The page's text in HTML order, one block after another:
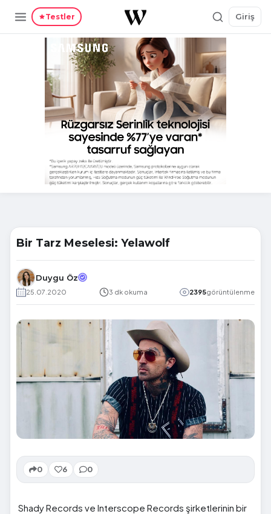
Testler Giriş
Bir Tarz Meselesi: Yelawolf
Duygu Öz
25.07.2020 3 dk okuma 2395görüntülenme
0 6 0
Shady Records ve Interscope Records şirketlerinin bir